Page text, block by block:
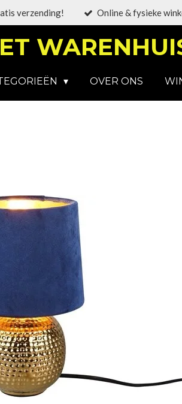
verzending! Online & fysieke
OVER ONS